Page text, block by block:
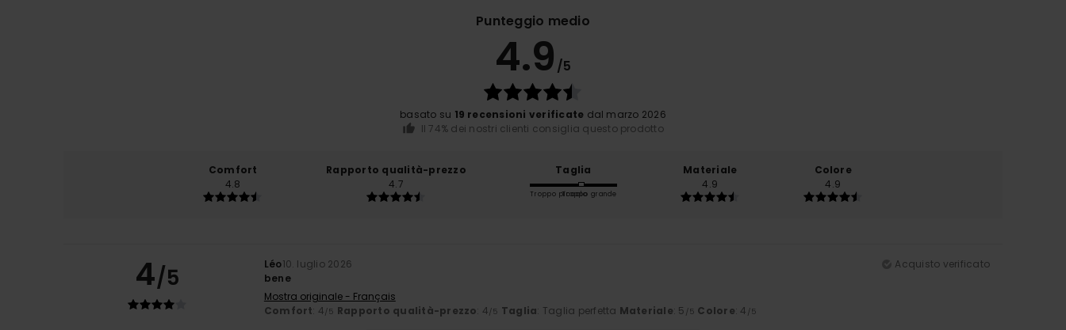
Punteggio medio
4.9 /5
basato su 19 recensioni verificate dal marzo 2026
Il 74% dei nostri clienti consiglia questo prodotto
Comfort
4.8
Rapporto qualità-prezzo
4.7
Taglia
Troppo piccoloTroppo grande
Materiale
4.9
Colore
4.9
4/5 Léo10. luglio 2026
Acquisto verificato
bene
Mostra originale - Français
Comfort: 4/5 Rapporto qualità-prezzo: 4/5 Taglia: Taglia perfetta Materiale: 5 /5 Colore: 4 /5